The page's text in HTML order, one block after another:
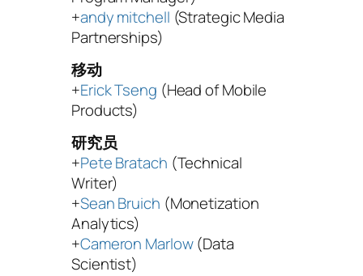
+andy mitchell (Strategic Media
Partnerships)
移动
+Erick Tseng (Head of Mobile
Products)
研究员
+Pete Bratach (Technical
Writer)
+Sean Bruich (Monetization
Analytics)
+Cameron Marlow(Data
Scientist)